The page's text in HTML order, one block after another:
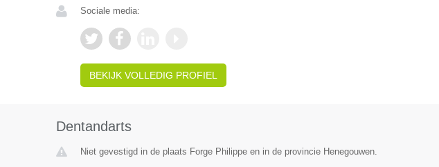
Sociale media:
BEKIJK VOLLEDIG PROFIEL
Dentandarts
Niet gevestigd in de plaats Forge Philippe en in de provincie Henegouwen.